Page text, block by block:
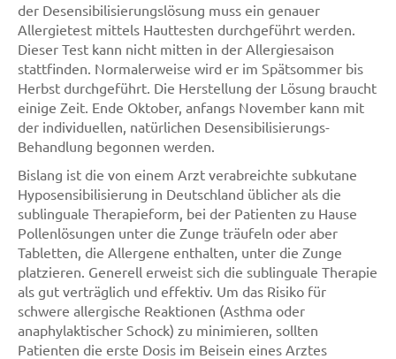
der Desensibilisierungslösung muss ein genauer
Allergietest mittels Hauttesten durchgeführt werden.
Dieser Test kann nicht mitten in der Allergiesaison
stattfinden. Normalerweise wird er im Spätsommer bis
Herbst durchgeführt. Die Herstellung der Lösung braucht
einige Zeit. Ende Oktober, anfangs November kann mit
der individuellen, natürlichen Desensibilisierungs-
Behandlung begonnen werden.
Bislang ist die von einem Arzt verabreichte subkutane
Hyposensibilisierung in Deutschland üblicher als die
sublinguale Therapieform, bei der Patienten zu Hause
Pollenlösungen unter die Zunge träufeln oder aber
Tabletten, die Allergene enthalten, unter die Zunge
platzieren. Generell erweist sich die sublinguale Therapie
als gut verträglich und effektiv. Um das Risiko für
schwere allergische Reaktionen (Asthma oder
anaphylaktischer Schock) zu minimieren, sollten
Patienten die erste Dosis im Beisein eines Arztes